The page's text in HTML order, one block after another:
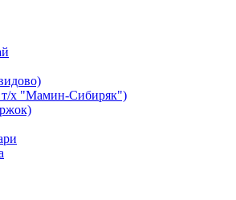
т/х "Мамин-Сибиряк")